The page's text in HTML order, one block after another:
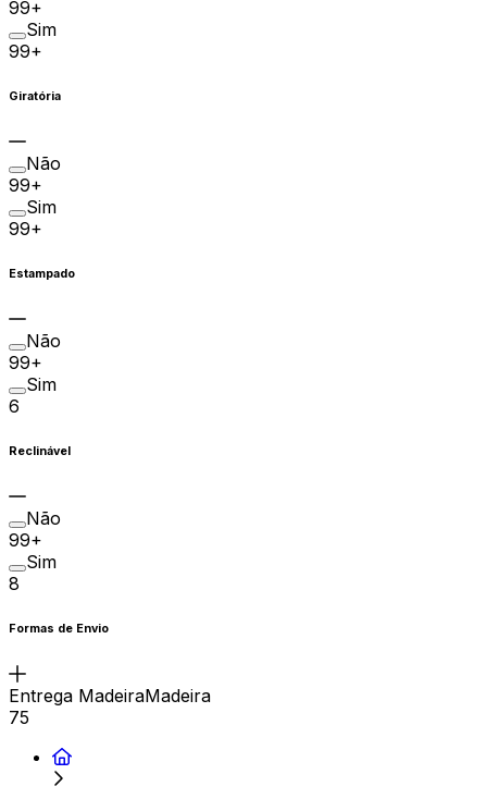
99+
Sim
99+
Giratória
Não
99+
Sim
99+
Estampado
Não
99+
Sim
6
Reclinável
Não
99+
Sim
8
Formas de Envio
Entrega MadeiraMadeira
75